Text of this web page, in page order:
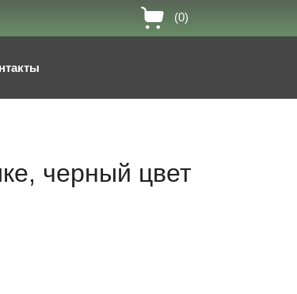
(0)
черный цвет